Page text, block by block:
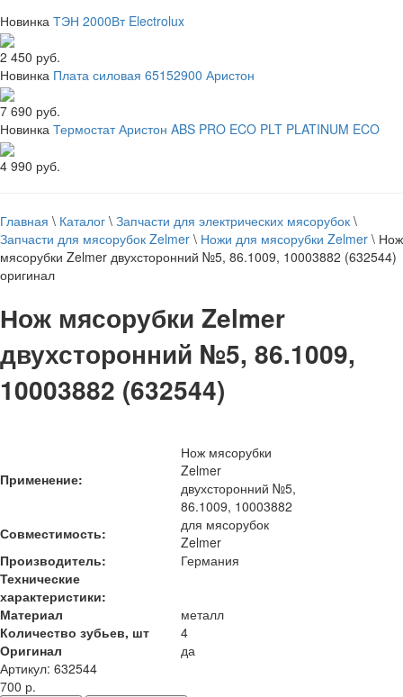
Новинка ТЭН 2000Вт Electrolux
2 450 руб.
Новинка Плата силовая 65152900 Аристон
7 690 руб.
Новинка Термостат Аристон ABS PRO ECO PLT PLATINUM ECO
4 990 руб.
Главная \ Каталог \ Запчасти для электрических мясорубок \
Запчасти для мясорубок Zelmer \ Ножи для мясорубки Zelmer \ Нож
мясорубки Zelmer двухсторонний №5, 86.1009, 10003882 (632544)
оригинал
Нож мясорубки Zelmer
двухсторонний №5, 86.1009,
10003882 (632544)
Применение:
Нож мясорубки
Zelmer
двухсторонний №5,
86.1009, 10003882
Совместимость:
для мясорубок
Zelmer
Производитель:
Германия
Технические
характеристики:
Материал
металл
Количество зубьев, шт
4
Оригинал
да
Артикул: 632544
700 р.